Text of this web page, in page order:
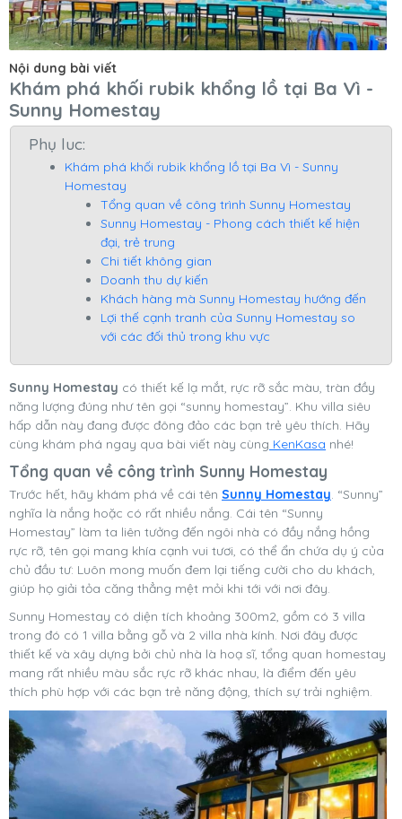
Nội dung bài viết
Khám phá khối rubik khổng lồ tại Ba Vì -
Sunny Homestay
Phụ luc:
Khám phá khối rubik khổng lồ tại Ba Vì - Sunny
Homestay
Tổng quan về công trình Sunny Homestay
Sunny Homestay - Phong cách thiết kế hiện
đại, trẻ trung
Chi tiết không gian
Doanh thu dự kiến
Khách hàng mà Sunny Homestay hướng đến
Lợi thế cạnh tranh của Sunny Homestay so
với các đối thủ trong khu vực
Sunny Homestay có thiết kế lạ mắt, rực rỡ sắc màu, tràn đầy
năng lượng đúng như tên gọi “sunny homestay”. Khu villa siêu
hấp dẫn này đang được đông đảo các bạn trẻ yêu thích. Hãy
cùng khám phá ngay qua bài viết này cùng KenKasa nhé!
Tổng quan về công trình Sunny Homestay
Trước hết, hãy khám phá về cái tên Sunny Homestay . “Sunny”
nghĩa là nắng hoặc có rất nhiều nắng. Cái tên “Sunny
Homestay” làm ta liên tưởng đến ngôi nhà có đầy nắng hồng
rực rỡ, tên gọi mang khía cạnh vui tươi, có thể ẩn chứa dụ ý của
chủ đầu tư: Luôn mong muốn đem lại tiếng cười cho du khách,
giúp họ giải tỏa căng thẳng mệt mỏi khi tới với nơi đây.
Sunny Homestay có diện tích khoảng 300m2, gồm có 3 villa
trong đó có 1 villa bằng gỗ và 2 villa nhà kính. Nơi đây được
thiết kế và xây dựng bởi chủ nhà là hoạ sĩ, tổng quan homestay
mang rất nhiều màu sắc rực rỡ khác nhau, là điểm đến yêu
thích phù hợp với các bạn trẻ năng động, thích sự trải nghiệm.